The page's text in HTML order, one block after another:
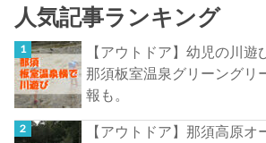
人気記事ランキング
【アウトドア】幼児の川
那須板室温泉グリーング
報も。
【アウトドア】那須高原